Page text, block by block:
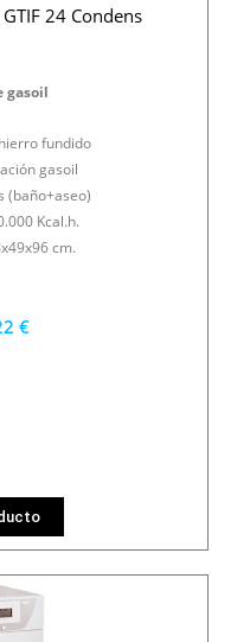
24 Condens
gasoil
fundido
gasoil
(baño+aseo)
Kcal.h.
cm.
€